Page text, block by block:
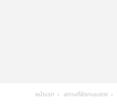
หน้าแรก สถานที่จัดงานแสดง